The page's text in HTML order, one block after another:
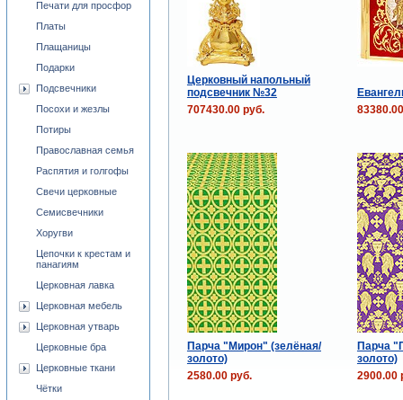
Церковный напольный
подсвечник №32
707430.00 руб.
Парча "Мирон" (зелёная/
золото)
Парча
золото)
2580.00 руб.
2900.00
Печати для просфор
Платы
Плащаницы
Подарки
Подсвечники
Посохи и жезлы
Потиры
Православная семья
Распятия и голгофы
Свечи церковные
Семисвечники
Хоругви
Цепочки к крестам и
панагиям
Церковная лавка
Церковная мебель
Церковная утварь
Церковные бра
Церковные ткани
Чётки